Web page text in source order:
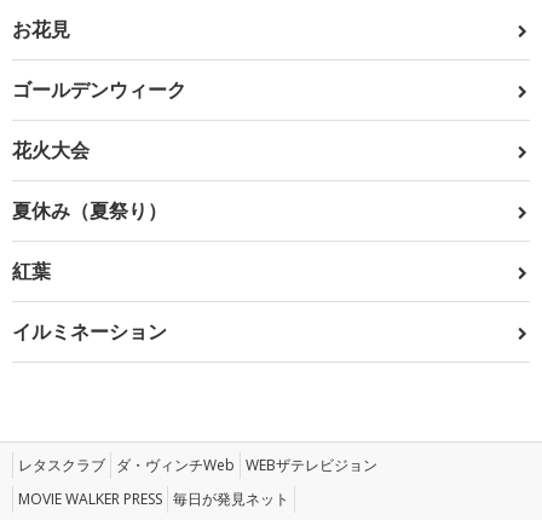
お花見
ゴールデンウィーク
花火大会
夏休み（夏祭り）
紅葉
イルミネーション
レタスクラブ ダ・ヴィンチWeb WEBザテレビジョン
MOVIE WALKER PRESS 毎日が発見ネット